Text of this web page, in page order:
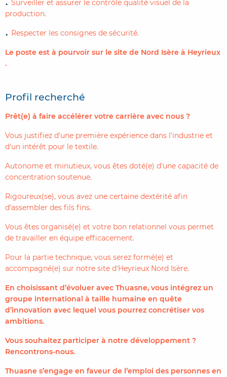
Surveiller et assurer le contrôle qualité visuel de la
production.
Respecter les consignes de sécurité.
Le poste est à pourvoir sur le site de Nord Isère à Heyrieux
.
Profil recherché
Prêt(e) à faire accélérer votre carrière avec nous ?
Vous justifiez d'une première expérience dans l'industrie et
d'un intérêt pour le textile.
Autonome et minutieux, vous êtes doté(e) d'une capacité de
concentration soutenue.
Rigoureux(se), vous avez une certaine dextérité afin
d'assembler des fils fins.
Vous êtes organisé(e) et votre bon relationnel vous permet
de travailler en équipe efficacement.
Pour la partie technique, vous serez formé(e) et
accompagné(e) sur notre site d'Heyrieux Nord Isère.
En choisissant d’évoluer avec Thuasne, vous intégrez un
groupe international à taille humaine en quête
d’innovation avec lequel vous pourrez concrétiser vos
ambitions.
Vous souhaitez participer à notre développement ?
Rencontrons-nous.
Thuasne s’engage en faveur de l’emploi des personnes en